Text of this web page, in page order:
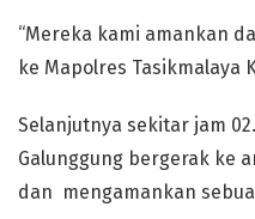
“Mereka kami amankan
ke Mapolres Tasikmalaya
Selanjutnya sekitar jam
Galunggung bergerak ke
dan mengamankan